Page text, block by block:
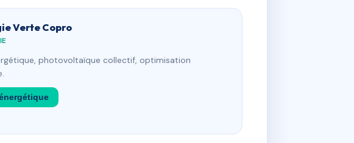
Verte Copro
photovoltaïque collectif, optimisation